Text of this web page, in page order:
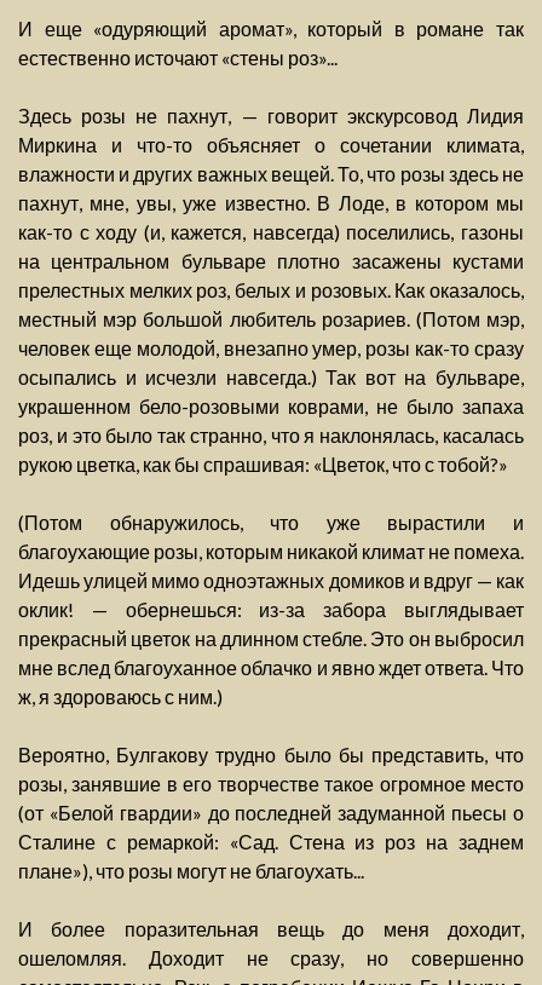
И еще «одуряющий аромат», который в романе так
естественно источают «стены роз»...
Здесь розы не пахнут, — говорит экскурсовод Лидия
Миркина и что-то объясняет о сочетании климата,
влажности и других важных вещей. То, что розы здесь не
пахнут, мне, увы, уже известно. В Лоде, в котором мы
как-то с ходу (и, кажется, навсегда) поселились, газоны
на центральном бульваре плотно засажены кустами
прелестных мелких роз, белых и розовых. Как оказалось,
местный мэр большой любитель розариев. (Потом мэр,
человек еще молодой, внезапно умер, розы как-то сразу
осыпались и исчезли навсегда.) Так вот на бульваре,
украшенном бело-розовыми коврами, не было запаха
роз, и это было так странно, что я наклонялась, касалась
рукою цветка, как бы спрашивая: «Цветок, что с тобой?»
(Потом обнаружилось, что уже вырастили и
благоухающие розы, которым никакой климат не помеха.
Идешь улицей мимо одноэтажных домиков и вдруг — как
оклик! — обернешься: из-за забора выглядывает
прекрасный цветок на длинном стебле. Это он выбросил
мне вслед благоуханное облачко и явно ждет ответа. Что
ж, я здороваюсь с ним.)
Вероятно, Булгакову трудно было бы представить, что
розы, занявшие в его творчестве такое огромное место
(от «Белой гвардии» до последней задуманной пьесы о
Сталине с ремаркой: «Сад. Стена из роз на заднем
плане»), что розы могут не благоухать...
И более поразительная вещь до меня доходит,
ошеломляя. Доходит не сразу, но совершенно